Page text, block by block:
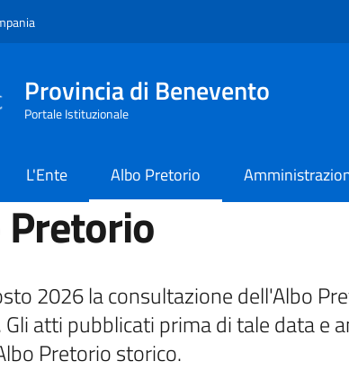
Provincia di Benevento
Portale Istituzionale
L'Ente Albo Pretorio
2026 la consultazione dell'Albo
atti pubblicati prima di tale data e
Pretorio storico.